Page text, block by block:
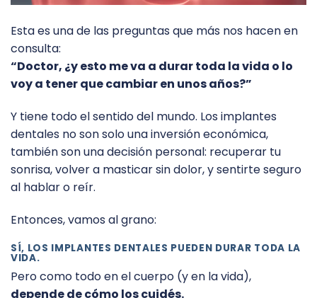
Esta es una de las preguntas que más nos hacen en
consulta:
“Doctor, ¿y esto me va a durar toda la vida o lo
voy a tener que cambiar en unos años?”
Y tiene todo el sentido del mundo. Los implantes
dentales no son solo una inversión económica,
también son una decisión personal: recuperar tu
sonrisa, volver a masticar sin dolor, y sentirte seguro
al hablar o reír.
Entonces, vamos al grano:
SÍ, LOS IMPLANTES DENTALES PUEDEN DURAR TODA LA
VIDA.
Pero como todo en el cuerpo (y en la vida),
depende de cómo los cuidés.